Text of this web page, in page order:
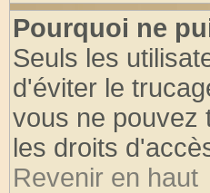
Pourquoi ne
Seuls les
d'éviter le
vous ne pouvez
les droits
Revenir en haut